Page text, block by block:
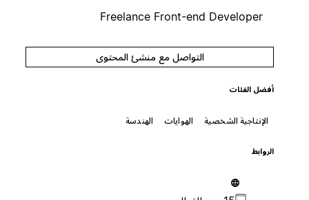
Freelance Front-end Developer
التواصل مع منشئ المحتوى
أفضل الفئات
الإنتاجية الشخصية الهوايات الهندسة